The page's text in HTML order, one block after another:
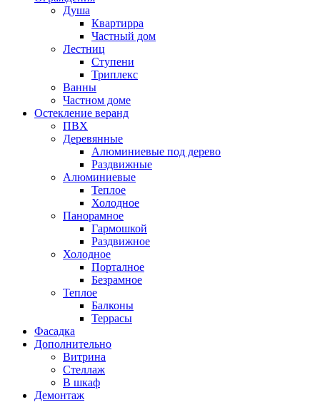
Душа
Квартирра
Частный дом
Лестниц
Ступени
Триплекс
Ванны
Частном доме
Остекление веранд
ПВХ
Деревянные
Алюминиевые под дерево
Раздвижные
Алюминиевые
Теплое
Холодное
Панорамное
Гармошкой
Раздвижное
Холодное
Порталное
Безрамное
Теплое
Балконы
Террасы
Фасадка
Дополнительно
Витрина
Стеллаж
В шкаф
Демонтаж